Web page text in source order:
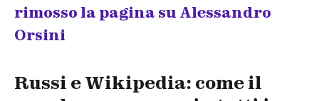
rimosso la pagina su Alessandro
Orsini
Russi e Wikipedia: come il